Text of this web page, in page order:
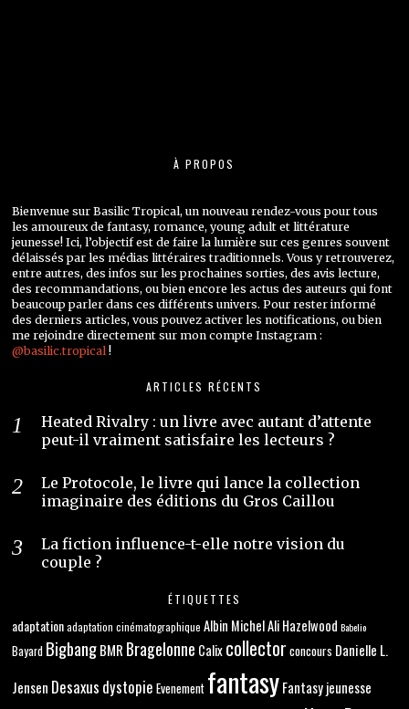
À PROPOS
Bienvenue sur Basilic Tropical, un nouveau rendez-vous pour tous
les amoureux de fantasy, romance, young adult et littérature
jeunesse! Ici, l’objectif est de faire la lumière sur ces genres souvent
délaissés par les médias littéraires traditionnels. Vous y retrouverez,
entre autres, des infos sur les prochaines sorties, des avis lecture,
des recommandations, ou bien encore les actus des auteurs qui font
beaucoup parler dans ces différents univers. Pour rester informé
des derniers articles, vous pouvez activer les notifications, ou bien
me rejoindre directement sur mon compte Instagram :
@basilic.tropical !
ARTICLES RÉCENTS
Heated Rivalry : un livre avec autant d’attente
peut-il vraiment satisfaire les lecteurs ?
Le Protocole, le livre qui lance la collection
imaginaire des éditions du Gros Caillou
La fiction influence-t-elle notre vision du
couple ?
ÉTIQUETTES
adaptation adaptation cinématographique Albin MichelAli Hazelwood Babelio
Bayard BigbangBMR Bragelonne Calixcollector concours Danielle L.
Jensen Desaxus dystopie Evenement fantasyFantasy jeunesse